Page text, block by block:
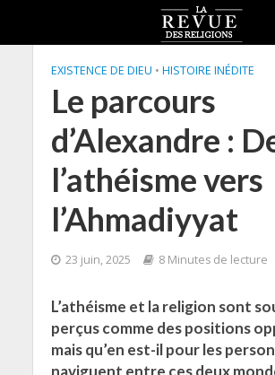
EXISTENCE DE DIEU • HISTOIRE INÉDITE
Le parcours
d’Alexandre :
l’athéisme vers
l’Ahmadiyyat
23 juin, 2025 8 Minutes de lecture
L’athéisme et la religion sont
perçus comme des positions
mais qu’en est-il pour les
naviguent entre ces deux